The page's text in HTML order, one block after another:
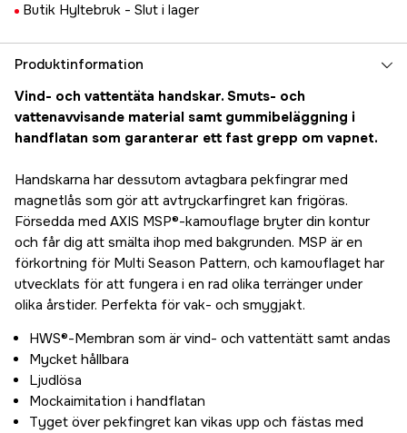
Butik Hyltebruk - Slut i lager
Produktinformation
Vind- och vattentäta handskar. Smuts- och
vattenavvisande material samt gummibeläggning i
handflatan som garanterar ett fast grepp om vapnet.
Handskarna har dessutom avtagbara pekfingrar med
magnetlås som gör att avtryckarfingret kan frigöras.
Försedda med AXIS MSP®-kamouflage bryter din kontur
och får dig att smälta ihop med bakgrunden. MSP är en
förkortning för Multi Season Pattern, och kamouflaget har
utvecklats för att fungera i en rad olika terränger under
olika årstider. Perfekta för vak- och smygjakt.
HWS®-Membran som är vind- och vattentätt samt andas
Mycket hållbara
Ljudlösa
Mockaimitation i handflatan
Tyget över pekfingret kan vikas upp och fästas med